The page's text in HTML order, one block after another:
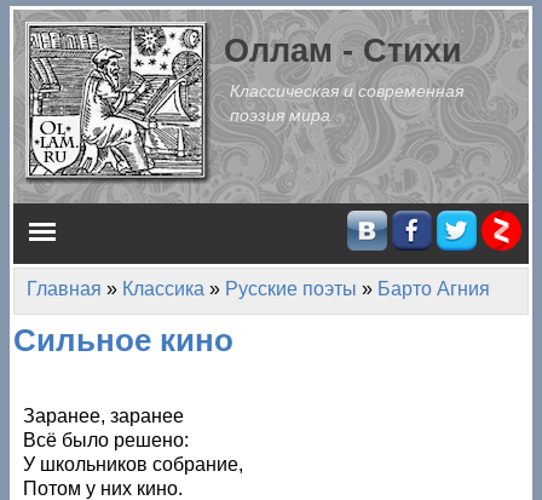
Перейти к основному содержанию
Оллам - Стихи
Классическая и современная
поэзия мира
Главное меню
Вы здесь
Главная » Классика » Русские поэты » Барто Агния
Сильное кино
Заранее, заранее
Всё было решено:
У школьников собрание,
Потом у них кино.